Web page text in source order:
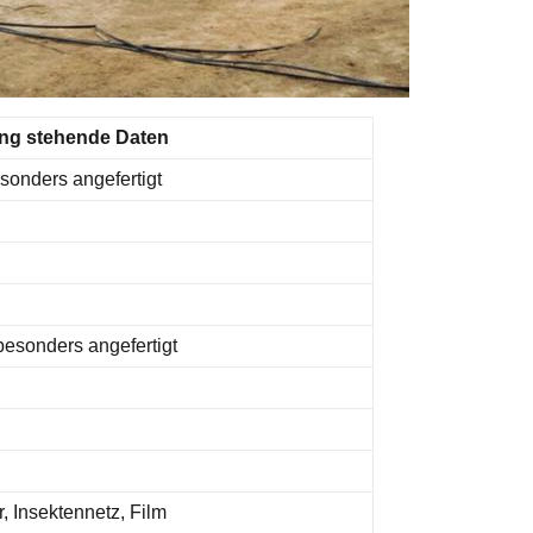
stehende Daten
angefertigt
angefertigt
Insektennetz, Film